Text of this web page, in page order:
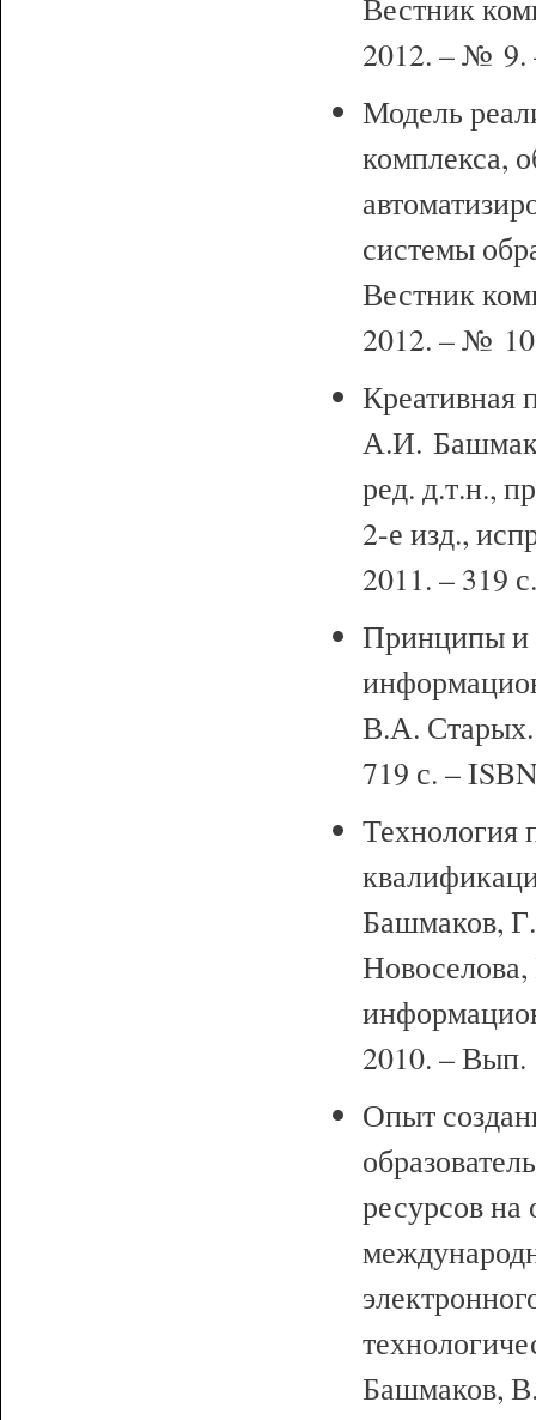
2012. – № 9.
Модель
комплекса,
системы
Вестник
2012. – №
Креативная
А.И.
ред. д.т.н.,
2-е изд.,
2011. – 319
Принципы и
В.А.
719 с. –
Технология
Башмаков,
2010. –
Опыт
ресурсов на
Башмаков,